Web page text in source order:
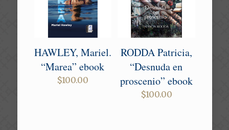
HAWLEY, Mariel.
“Marea” ebook
$100.00
RODDA Patricia,
“Desnuda en
proscenio” ebook
$100.00